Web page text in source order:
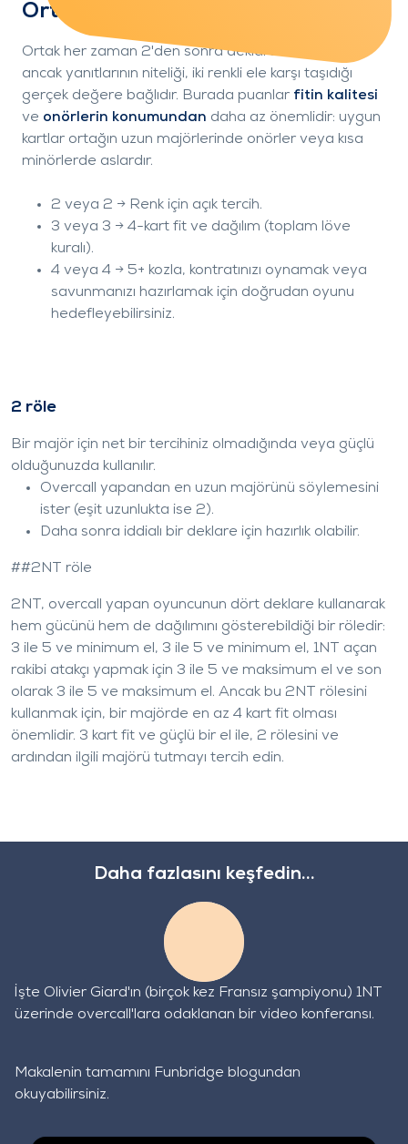
Ortağın Landy'ye yanıtları
Ortak her zaman 2'den sonra deklare vermelidir,
ancak yanıtlarının niteliği, iki renkli ele karşı taşıdığı
gerçek değere bağlıdır. Burada puanlar fitin kalitesi
ve onörlerin konumundan daha az önemlidir: uygun
kartlar ortağın uzun majörlerinde onörler veya kısa
minörlerde aslardır.
2 veya 2 → Renk için açık tercih.
3 veya 3 → 4-kart fit ve dağılım (toplam löve
kuralı).
4 veya 4 → 5+ kozla, kontratınızı oynamak veya
savunmanızı hazırlamak için doğrudan oyunu
hedefleyebilirsiniz.
2 röle
Bir majör için net bir tercihiniz olmadığında veya güçlü
olduğunuzda kullanılır.
Overcall yapandan en uzun majörünü söylemesini
ister (eşit uzunlukta ise 2).
Daha sonra iddialı bir deklare için hazırlık olabilir.
##2NT röle
2NT, overcall yapan oyuncunun dört deklare kullanarak
hem gücünü hem de dağılımını gösterebildiği bir röledir:
3 ile 5 ve minimum el, 3 ile 5 ve minimum el, 1NT açan
rakibi atakçı yapmak için 3 ile 5 ve maksimum el ve son
olarak 3 ile 5 ve maksimum el. Ancak bu 2NT rölesini
kullanmak için, bir majörde en az 4 kart fit olması
önemlidir. 3 kart fit ve güçlü bir el ile, 2 rölesini ve
ardından ilgili majörü tutmayı tercih edin.
Daha fazlasını keşfedin...
İşte Olivier Giard'ın (birçok kez Fransız şampiyonu) 1NT
üzerinde overcall'lara odaklanan bir video konferansı.
Makalenin tamamını Funbridge blogundan
okuyabilirsiniz.